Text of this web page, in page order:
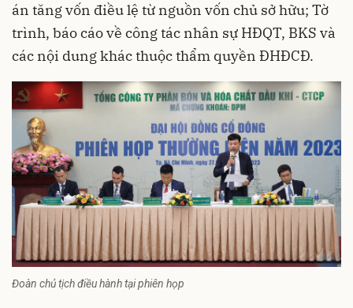
án tăng vốn điều lệ từ nguồn vốn chủ sở hữu; Tờ
trình, báo cáo về công tác nhân sự HĐQT, BKS và
các nội dung khác thuộc thẩm quyền ĐHĐCĐ.
Đoàn chủ tịch điều hành tại phiên họp